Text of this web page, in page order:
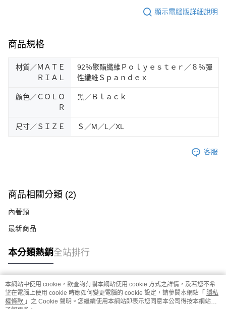
顯示電腦版詳細說明
商品規格
材質／ＭＡＴＥ
ＲＩＡＬ
92％聚酯纖維Ｐｏｌｙｅｓｔｅｒ／８％彈
性纖維Ｓｐａｎｄｅｘ
顏色／ＣＯＬＯ
Ｒ
黑／Ｂｌａｃｋ
尺寸／ＳＩＺＥ Ｓ／M／L／XL
客服
商品相關分類 (2)
內著類
最新商品
本分類熱銷全站排行
熱門標籤
本網站中使用 cookie，欲查詢有關本網站使用 cookie 方式之詳情，及若您不希
望在電腦上使用 cookie 時應如何變更電腦的 cookie 設定，請參閱本網站「 隱私
權條款 」之 Cookie 聲明。您繼續使用本網站即表示您同意本公司得按本網站使